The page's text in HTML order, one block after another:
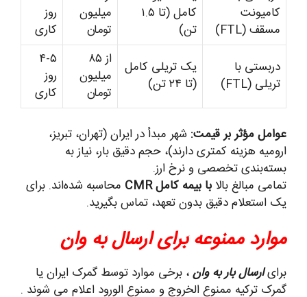
کامیونت
مسقف (FTL)
کامل (تا ۱.۵
تن)
میلیون
تومان
روز
کاری
دربستی با
تریلی (FTL)
یک تریلی کامل
(تا ۲۴ تن)
از ۸۵
میلیون
تومان
۴-۵
روز
کاری
عوامل مؤثر بر قیمت: شهر مبدأ در ایران (تهران، تبریز،
ارومیه هزینه کمتری دارند)، حجم دقیق بار، نیاز به
بسته‌بندی تخصصی و نرخ ارز.
تمامی مبالغ بالا با بیمه کامل CMR
محاسبه شده‌اند. برای
یک استعلام دقیق بدون تعهد، تماس بگیرید.
موارد ممنوعه برای ارسال به وان
برایارسال بار به وان، برخی موارد توسط گمرک ایران یا
گمرک ترکیه ممنوع الخروج و ممنوع الورود اعلام می شوند .